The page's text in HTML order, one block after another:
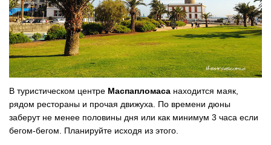
В туристическом центре Маспапломаса находится маяк,
рядом рестораны и прочая движуха. По времени дюны
заберут не менее половины дня или как минимум 3 часа если
бегом-бегом. Планируйте исходя из этого.